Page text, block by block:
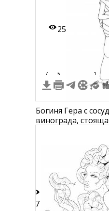
25
7 5 1
Богиня Гера с
винограда,
47